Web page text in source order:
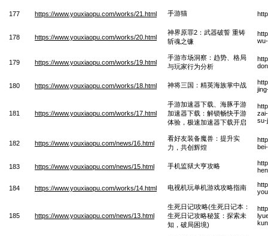
177 https://www.youxiaopu.com/works/21.html 手游猫
178 https://www.youxiaopu.com/works/20.html
神界原罪2：武器破誓 重铸
斩魂之镰
179 https://www.youxiaopu.com/works/19.html
手游市场洞察：趋势、格局
与玩家行为分析
180 https://www.youxiaopu.com/works/18.html 神将三国：精英海族掌中战
181 https://www.youxiaopu.com/works/17.html
手游加速器下载、海豚手游
加速器下载：解锁畅快手游
体验，极速加速器下载开启
su-
182 https://www.youxiaopu.com/news/16.html
看好友装备魔兽：提升实
力，共创辉煌
183 https://www.youxiaopu.com/news/15.html 手机监狱大亨攻略
184 https://www.youxiaopu.com/works/14.html 电视机玩单机游戏攻略指南
185 https://www.youxiaopu.com/news/13.html
生死日记l攻略(生死日记本：
生死日记攻略秘笈：探索未
知，破局困境)